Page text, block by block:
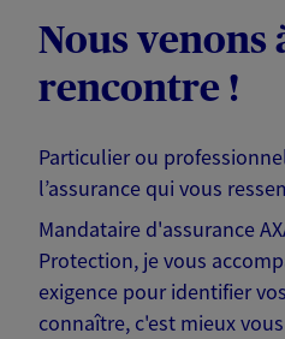
Nous venons
rencontre !
Particulier ou
l’assurance qui vous
Mandataire d'assurance
Protection, je vous
exigence pour identifier
connaître, c'est mieux